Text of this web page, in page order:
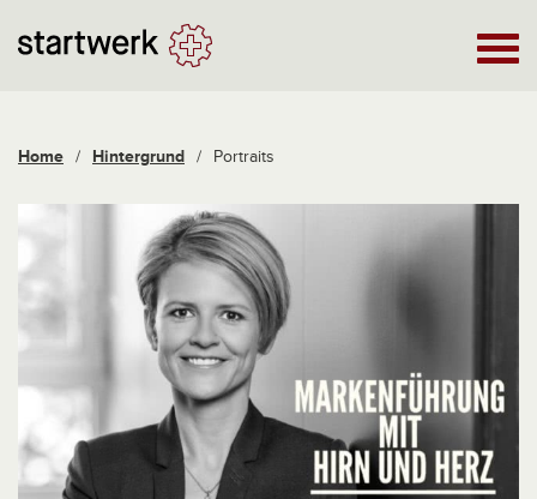
Home / Hintergrund / Portraits